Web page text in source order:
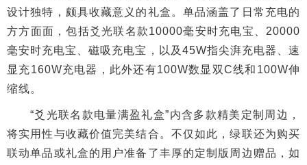
设计独特，颇具收藏意义的礼盒。单品涵盖了日常充电的
方方面面，包括爻光联名款10000毫安时充电宝、20000
毫安时充电宝、磁吸充电宝，以及45W指尖湃充电器、速
显充160W充电器，此外还有100W数显双C线和100W伸
缩线。
“爻光联名款电量满盈礼盒”内含多款精美定制周边，
将实用性与收藏价值完美结合。不仅如此，绿联还为购买
联动单品或礼盒的用户准备了丰厚的定制版周边赠品，如